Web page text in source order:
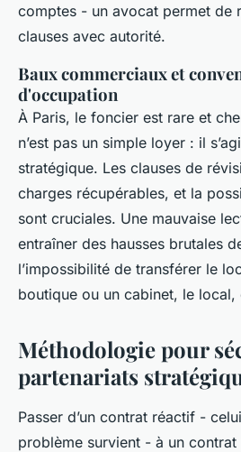
comptes - un avocat permet de
clauses avec autorité.
Baux commerciaux et
d'occupation
À Paris, le foncier est rare et
n’est pas un simple loyer : il
stratégique. Les clauses de
charges récupérables, et la
sont cruciales. Une mauvaise
entraîner des hausses brutales
l’impossibilité de transférer le
boutique ou un cabinet, le local,
Méthodologie pour
partenariats
Passer d’un contrat réactif -
problème survient - à un contrat